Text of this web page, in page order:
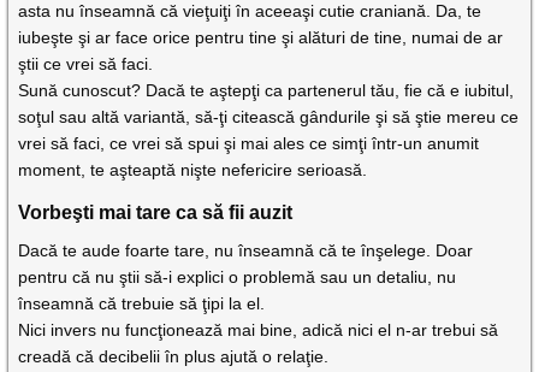
asta nu înseamnă că vieţuiţi în aceeaşi cutie craniană. Da, te
iubeşte şi ar face orice pentru tine şi alături de tine, numai de ar
ştii ce vrei să faci.
Sună cunoscut? Dacă te aştepţi ca partenerul tău, fie că e iubitul,
soţul sau altă variantă, să-ţi citească gândurile şi să ştie mereu ce
vrei să faci, ce vrei să spui şi mai ales ce simţi într-un anumit
moment, te aşteaptă nişte nefericire serioasă.
Vorbeşti mai tare ca să fii auzit
Dacă te aude foarte tare, nu înseamnă că te înşelege. Doar
pentru că nu ştii să-i explici o problemă sau un detaliu, nu
înseamnă că trebuie să ţipi la el.
Nici invers nu funcţionează mai bine, adică nici el n-ar trebui să
creadă că decibelii în plus ajută o relaţie.